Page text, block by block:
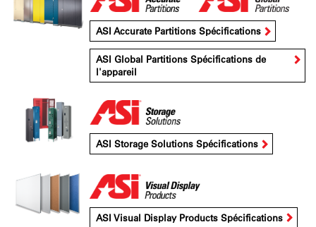
ASI Accurate Partitions Spécifications
ASI Global Partitions Spécifications de
l'appareil
ASI Storage Solutions Spécifications
ASI Visual Display Products Spécifications